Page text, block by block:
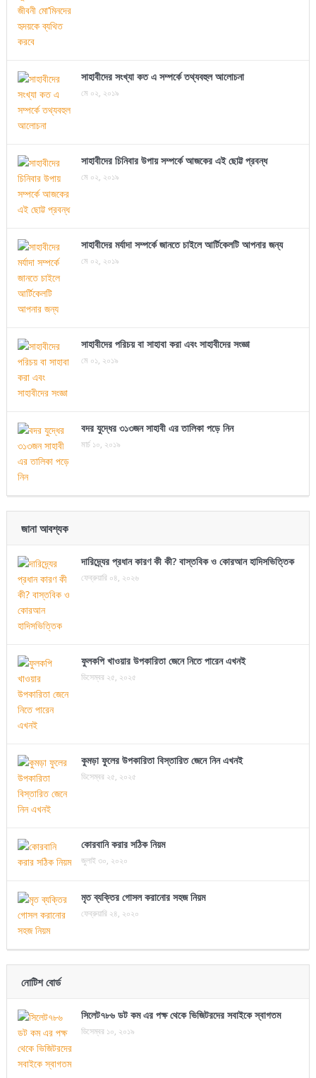
সাহাবীদের সংখ্যা কত এ সম্পর্কে তথ্যবহুল আলোচনা
মে ০২, ২০১৯
সাহাবীদের চিনিবার উপায় সম্পর্কে আজকের এই ছোট্ট প্রবন্ধ
মে ০২, ২০১৯
সাহাবীদের মর্যাদা সম্পর্কে জানতে চাইলে আর্টিকেলটি আপনার জন্য
মে ০২, ২০১৯
সাহাবীদের পরিচয় বা সাহাবা করা এবং সাহাবীদের সংজ্ঞা
মে ০১, ২০১৯
বদর যুদ্ধের ৩১৩জন সাহাবী এর তালিকা পড়ে নিন
মার্চ ১০, ২০১৯
জানা আবশ্যক
দারিদ্র্যের প্রধান কারণ কী কী? বাস্তবিক ও কোরআন হাদিসভিত্তিক
ফেব্রুয়ারি ০৪, ২০২৬
ফুলকপি খাওয়ার উপকারিতা জেনে নিতে পারেন এখনই
ডিসেম্বর ২৫, ২০২৫
কুমড়া ফুলের উপকারিতা বিস্তারিত জেনে নিন এখনই
ডিসেম্বর ২৫, ২০২৫
কোরবানি করার সঠিক নিয়ম
জুলাই ৩০, ২০২০
মৃত ব্যক্তির গোসল করানোর সহজ নিয়ম
ফেব্রুয়ারি ২৪, ২০২০
নোটিশ বোর্ড
সিলেট৭৮৬ ডট কম এর পক্ষ থেকে ভিজিটরদের সবাইকে স্বাগতম
ডিসেম্বর ১০, ২০১৯